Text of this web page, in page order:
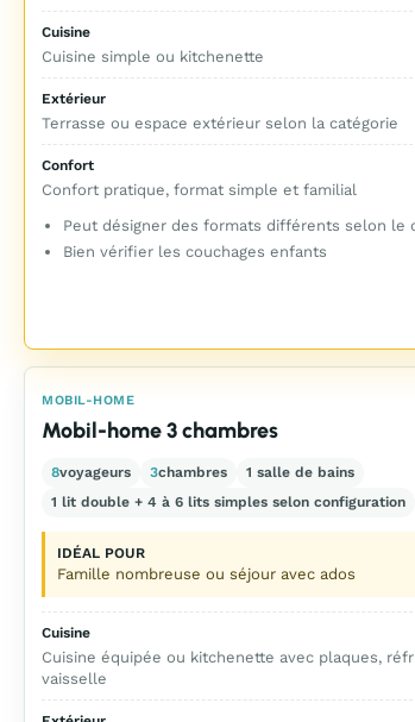
MOBIL-HOME
Mobil-home 3 chambres
8voyageurs 3chambres
1 salle de bains
1 lit double + 4 à 6 lits simples selon configuration
IDÉAL POUR
Famille nombreuse ou séjour avec ados
Cuisine
Cuisine équipée ou kitchenette avec plaques,
vaisselle
Cuisine
Cuisine simple ou kitchenette
Extérieur
Terrasse ou espace extérieur selon la catégorie
Confort
Confort pratique, format simple et familial
Peut désigner des formats différents selon le
Bien vérifier les couchages enfants